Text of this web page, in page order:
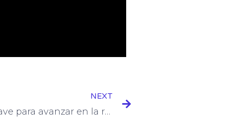
NEXT
Estos son los puntos clave para avanzar en la relación bilateral con Venezuela